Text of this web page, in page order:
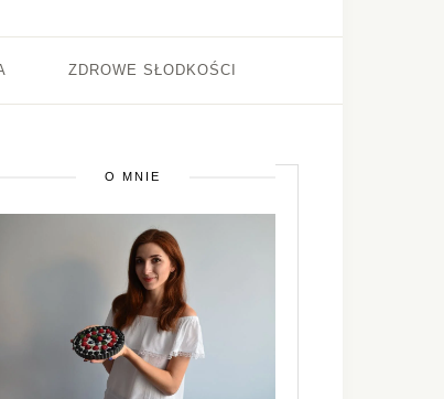
ZDROWE SŁODKOŚCI
O MNIE